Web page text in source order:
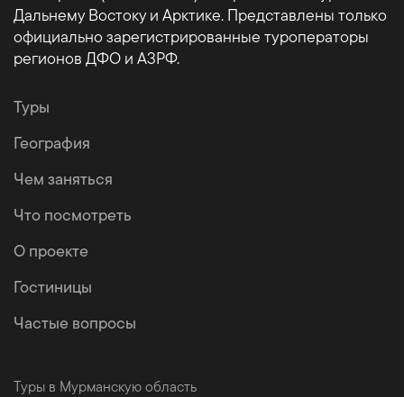
Дальнему Востоку и Арктике. Представлены только
официально зарегистрированные туроператоры
регионов ДФО и АЗРФ.
Туры
География
Чем заняться
Что посмотреть
О проекте
Гостиницы
Частые вопросы
Туры в Мурманскую область